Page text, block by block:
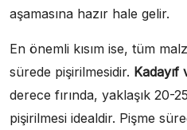
aşamasına hazır hale gelir.
En önemli kısım ise, tüm
sürede pişirilmesidir. Kadayıf
derece fırında, yaklaşık 20-
pişirilmesi idealdir. Pişme